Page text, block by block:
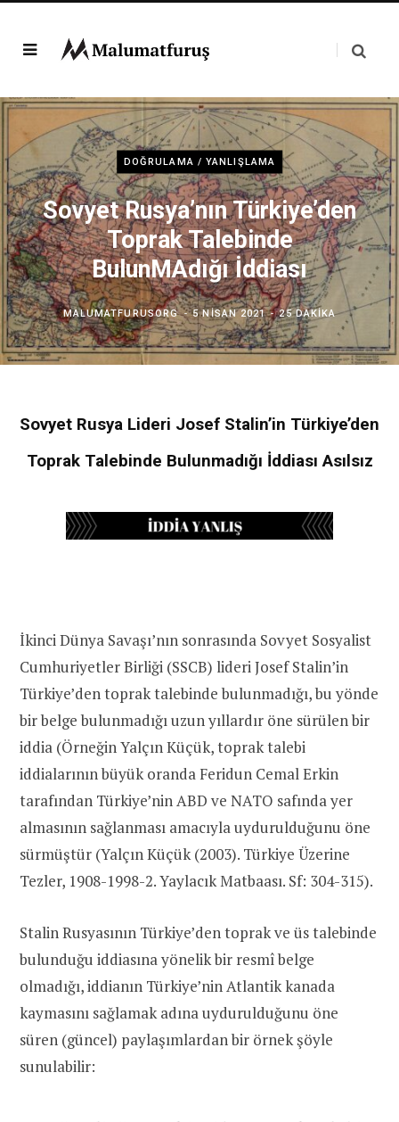
DOĞRULAMA / YANLIŞLAMA
Sovyet Rusya’nın Türkiye’den
Toprak Talebinde
BulunMAdığı İddiası
MALUMATFURUSORG 5 NISAN 2021 25 DAKIKA
Sovyet Rusya Lideri Josef Stalin’in Türkiye’den
Toprak Talebinde Bulunmadığı İddiası Asılsız
İkinci Dünya Savaşı’nın sonrasında Sovyet Sosyalist
Cumhuriyetler Birliği (SSCB) lideri Josef Stalin’in
Türkiye’den toprak talebinde bulunmadığı, bu yönde
bir belge bulunmadığı uzun yıllardır öne sürülen bir
iddia (Örneğin Yalçın Küçük, toprak talebi
iddialarının büyük oranda Feridun Cemal Erkin
tarafından Türkiye’nin ABD ve NATO safında yer
almasının sağlanması amacıyla uydurulduğunu öne
sürmüştür (Yalçın Küçük (2003). Türkiye Üzerine
Tezler, 1908-1998-2. Yaylacık Matbaası. Sf: 304-315).
Stalin Rusyasının Türkiye’den toprak ve üs talebinde
bulunduğu iddiasına yönelik bir resmî belge
olmadığı, iddianın Türkiye’nin Atlantik kanada
kaymasını sağlamak adına uydurulduğunu öne
süren (güncel) paylaşımlardan bir örnek şöyle
sunulabilir: